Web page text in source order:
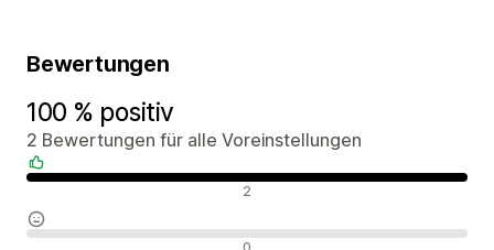
Bewertungen
100 % positiv
2 Bewertungen für alle Voreinstellungen
2